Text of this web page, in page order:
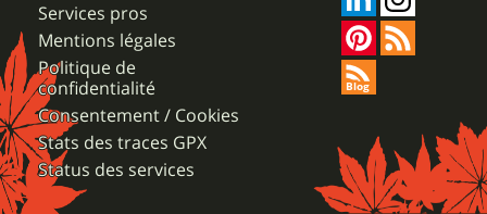
Services pros
Mentions légales
Politique de
confidentialité
Consentement / Cookies
Stats des traces GPX
Status des services